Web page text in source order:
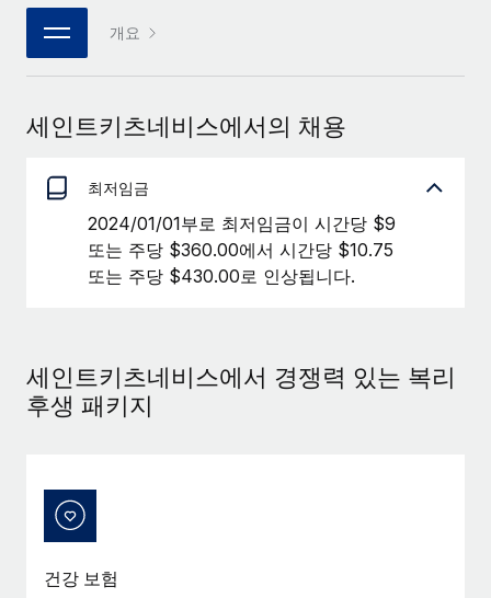
통합
핵심 비즈니스 도구로 프로세스를 간소화
전문가 상담
신원 조사
채용 후보자 심사 프로세스 간소화
기기 관리
전 세계 IT 장비 제공 및 추적 관리
글로벌 인재 이동 및 전근
직원 해외 이전을 간편하게 처리
복리후생
플랫폼에 글로벌 HR을 유연하게 통합
Remote와의 파트너십 기회 탐색
Remote Build 곧 제공 예정
사례 연구
이벤트
급여 및 인재 인사이트
지원받기
모든 리소스 보기
EOR 및 PEO
세금
블로그 둘러보기
한국어
개요
세인트키츠네비스에서의 채용
최저임금
2024/01/01부로 최저임금이 시간당 $9
또는 주당 $360.00에서 시간당 $10.75
또는 주당 $430.00로 인상됩니다.
세인트키츠네비스에서 경쟁력 있는 복리
후생 패키지
건강 보험